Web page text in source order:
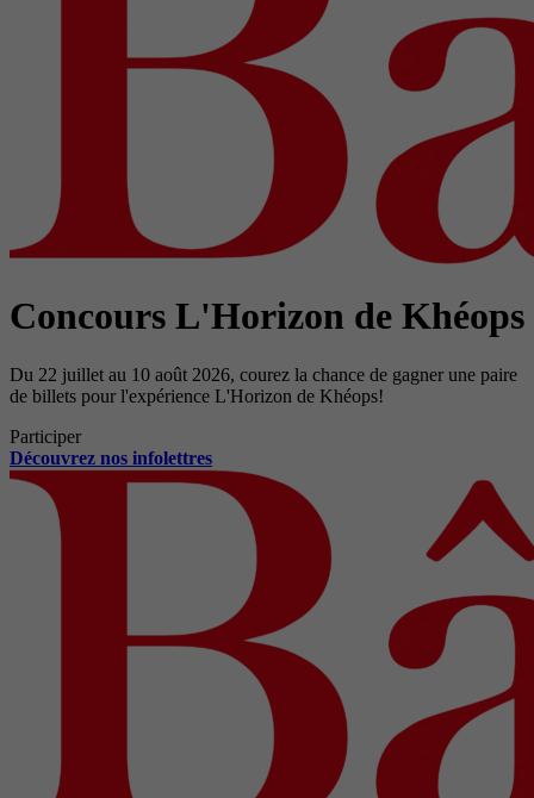
Concours L'Horizon de Khéops
Du 22 juillet au 10 août 2026, courez la chance de gagner une paire
de billets pour l'expérience L'Horizon de Khéops!
Participer
Découvrez nos infolettres